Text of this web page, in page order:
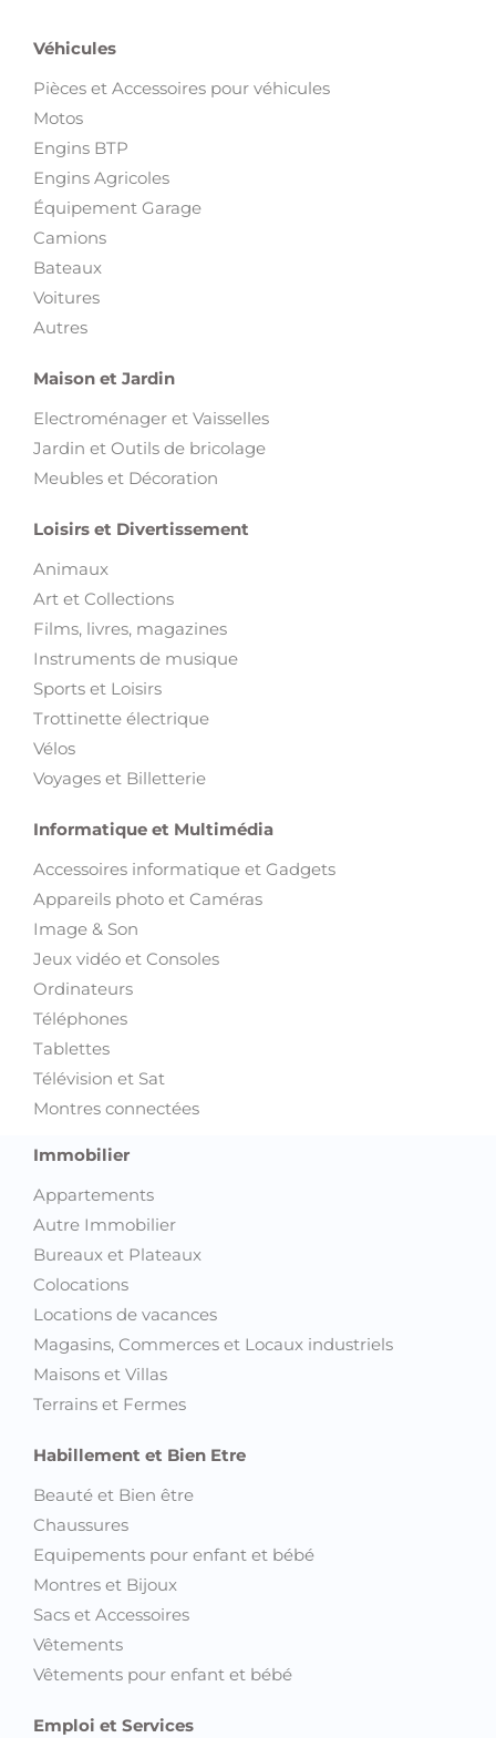
Véhicules
Pièces et Accessoires pour véhicules
Motos
Engins BTP
Engins Agricoles
Équipement Garage
Camions
Bateaux
Voitures
Autres
Maison et Jardin
Electroménager et Vaisselles
Jardin et Outils de bricolage
Meubles et Décoration
Loisirs et Divertissement
Animaux
Art et Collections
Films, livres, magazines
Instruments de musique
Sports et Loisirs
Trottinette électrique
Vélos
Voyages et Billetterie
Informatique et Multimédia
Accessoires informatique et Gadgets
Appareils photo et Caméras
Image & Son
Jeux vidéo et Consoles
Ordinateurs
Téléphones
Tablettes
Télévision et Sat
Montres connectées
Immobilier
Appartements
Autre Immobilier
Bureaux et Plateaux
Colocations
Locations de vacances
Magasins, Commerces et Locaux industriels
Maisons et Villas
Terrains et Fermes
Habillement et Bien Etre
Beauté et Bien être
Chaussures
Equipements pour enfant et bébé
Montres et Bijoux
Sacs et Accessoires
Vêtements
Vêtements pour enfant et bébé
Emploi et Services